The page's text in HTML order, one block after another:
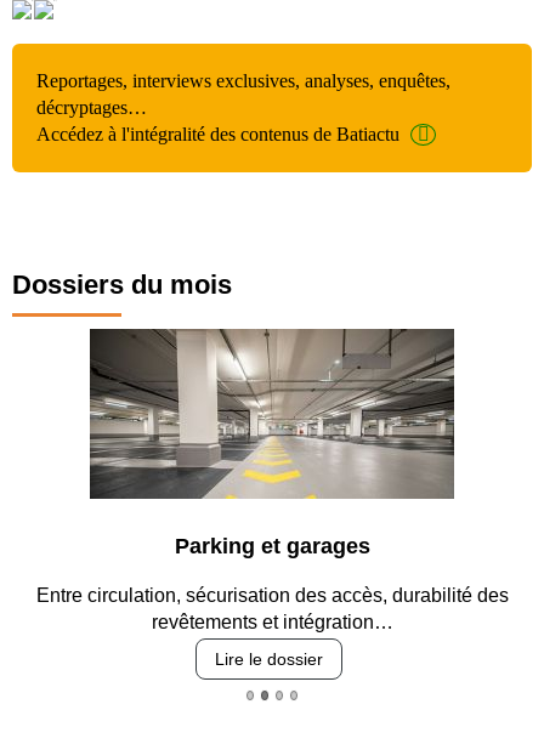
Reportages, interviews exclusives, analyses, enquêtes,
décryptages…
Accédez à l'intégralité des contenus de Batiactu
Dossiers du mois
Parking et garages
Entre circulation, sécurisation des accès, durabilité des
revêtements et intégration…
Lire le dossier